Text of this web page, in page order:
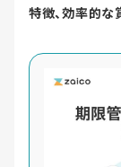
特徴、効率的